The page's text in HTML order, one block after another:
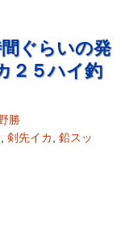
ぐらいの発
２５ハイ釣
勝
剣先イカ
鉛スッ